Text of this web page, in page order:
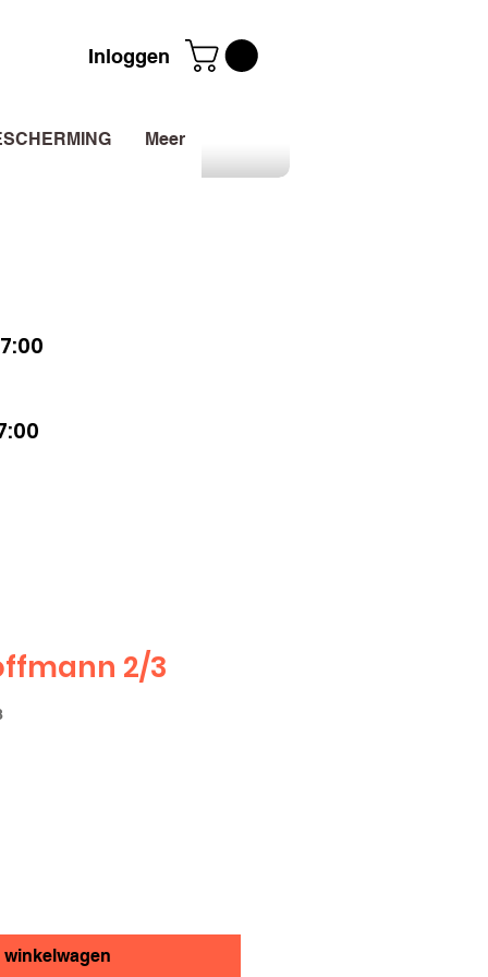
Inloggen
Meer
2/3
winkelwagen